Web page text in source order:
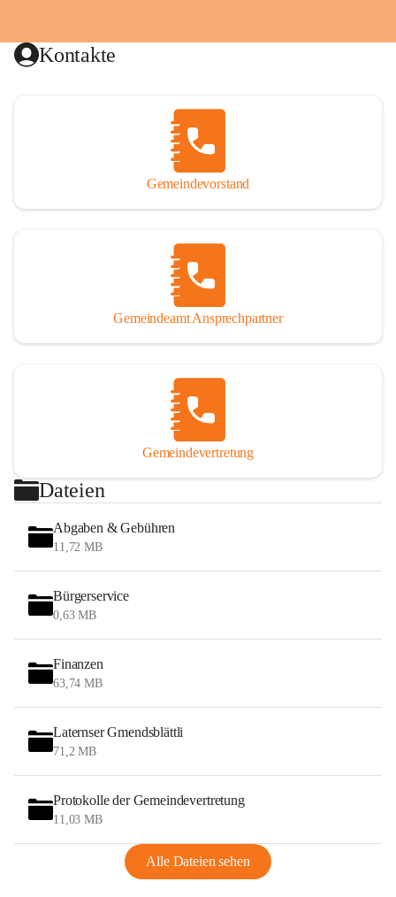
Kontakte
Gemeindevorstand
Gemeindeamt Ansprechpartner
Gemeindevertretung
Dateien
Abgaben & Gebühren
11,72 MB
Bürgerservice
0,63 MB
Finanzen
63,74 MB
Laternser Gmendsblättli
71,2 MB
Protokolle der Gemeindevertretung
11,03 MB
Alle Dateien sehen